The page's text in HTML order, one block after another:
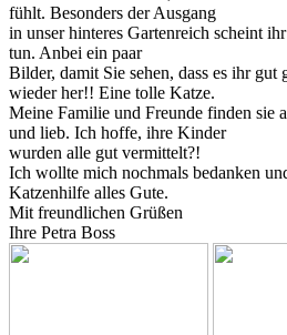
fühlt. Besonders der Ausgang
in unser hinteres Gartenreich scheint
tun. Anbei ein paar
Bilder, damit Sie sehen, dass es ihr
wieder her!! Eine tolle Katze.
Meine Familie und Freunde finden sie
und lieb. Ich hoffe, ihre Kinder
wurden alle gut vermittelt?!
Ich wollte mich nochmals bedanken
Katzenhilfe alles Gute.
Mit freundlichen Grüßen
Ihre Petra Boss